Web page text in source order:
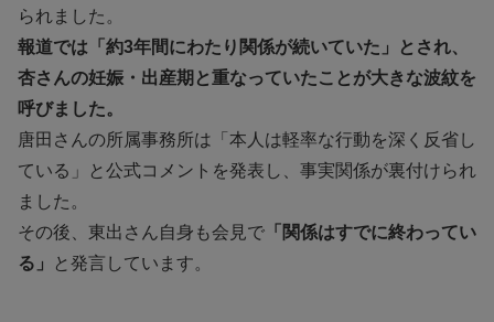
られました。
報道では「約3年間にわたり関係が続いていた」とされ、
杏さんの妊娠・出産期と重なっていたことが大きな波紋を
呼びました。
唐田さんの所属事務所は「本人は軽率な行動を深く反省し
ている」と公式コメントを発表し、事実関係が裏付けられ
ました。
その後、東出さん自身も会見で 「関係はすでに終わってい
る」
と発言しています。